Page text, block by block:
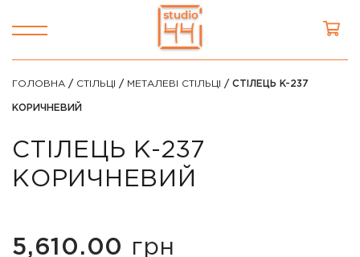
ГОЛОВНА / СТІЛЬЦІ / МЕТАЛЕВІ СТІЛЬЦІ / СТІЛЕЦЬ K-237
КОРИЧНЕВИЙ
СТІЛЕЦЬ K-237
КОРИЧНЕВИЙ
5,610.00 грн